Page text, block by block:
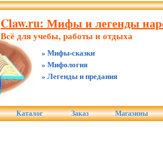
Claw.ru: Мифы и легенды
Всё для учебы, работы и отдыха
» Мифы-сказки
» Мифология
» Легенды и предания
Каталог Заказ Магазины